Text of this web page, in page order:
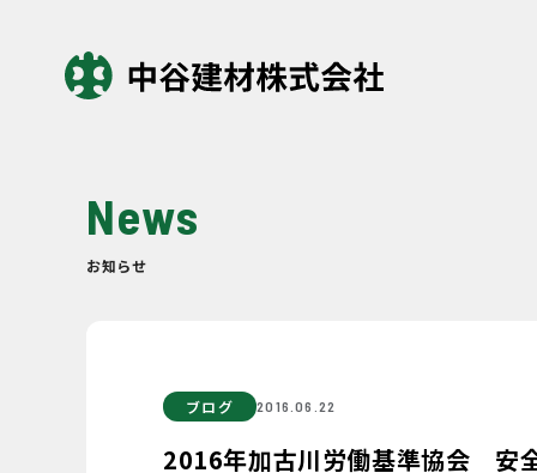
News
お知らせ
ブログ 2016.06.22
2016年加古川労働基準協会 安